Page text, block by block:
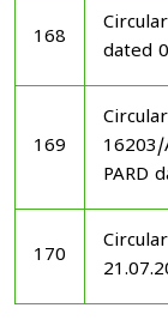
168
dated
169
16203/
PARD
170